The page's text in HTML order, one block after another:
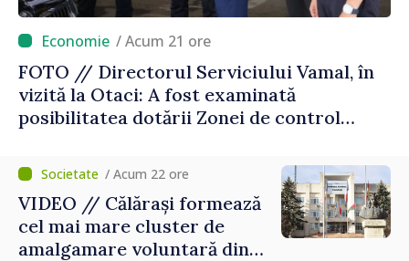
/ Acum 21 ore
FOTO // Directorul Serviciului Vamal, în
vizită la Otaci: A fost examinată
posibilitatea dotării Zonei de control
/ Acum 22 ore
VIDEO // Călărași formează
cel mai mare cluster de
amalgamare voluntară din